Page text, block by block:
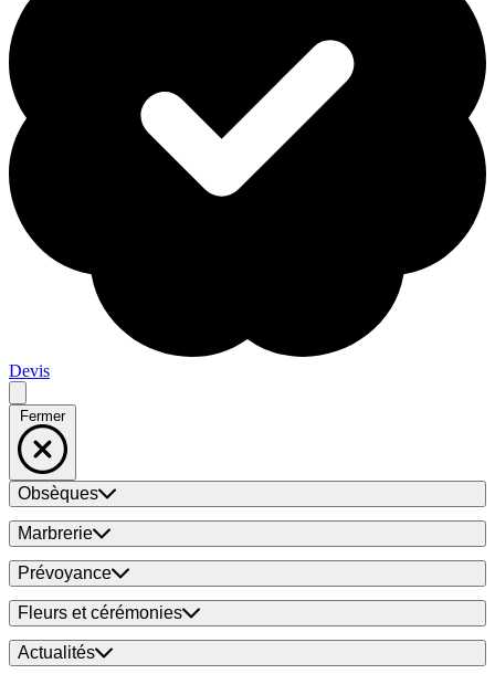
Devis
Fermer
Obsèques
Marbrerie
Prévoyance
Fleurs et cérémonies
Actualités